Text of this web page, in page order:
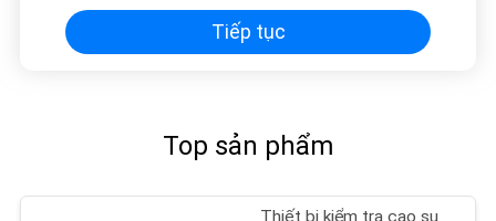
Tiếp tục
Top sản phẩm
Thiết bị kiểm tra cao su